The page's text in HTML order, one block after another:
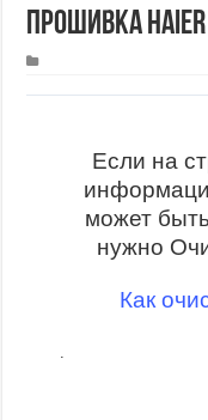
Прошивка Haier
Если на
может
нужно
Как
.